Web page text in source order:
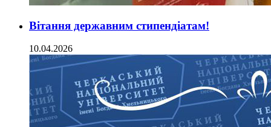
Вітання державним стипендіатам!
10.04.2026